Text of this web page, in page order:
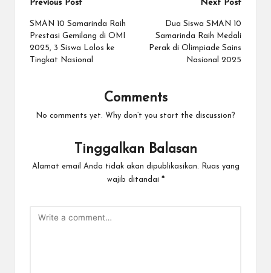
Post
navigation
Previous Post
SMAN 10 Samarinda Raih
Prestasi Gemilang di OMI
2025, 3 Siswa Lolos ke
Tingkat Nasional
Next Post
Dua Siswa SMAN 10
Samarinda Raih Medali
Perak di Olimpiade Sains
Nasional 2025
Comments
No comments yet. Why don’t you start the discussion?
Tinggalkan Balasan
Alamat email Anda tidak akan dipublikasikan.
Ruas yang
wajib ditandai *